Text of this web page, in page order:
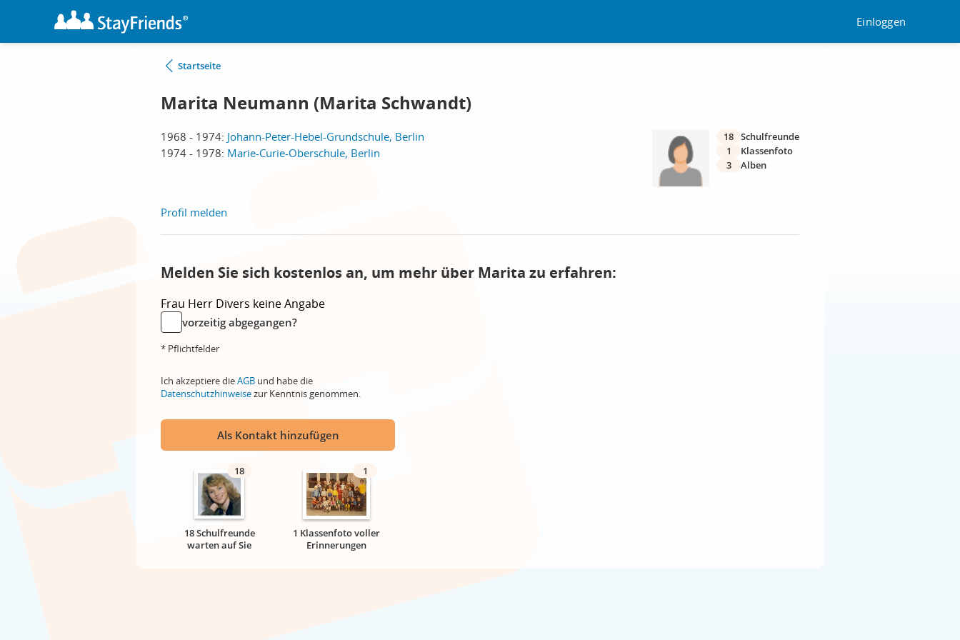
Einloggen
Startseite
Marita Neumann (Marita Schwandt)
1968 - 1974: Johann-Peter-Hebel-Grundschule, Berlin
1974 - 1978: Marie-Curie-Oberschule, Berlin
18 Schulfreunde
1
Klassenfoto
3
Alben
Profil melden
Melden Sie sich kostenlos an, um mehr über Marita zu erfahren:
Frau Herr Divers keine Angabe
vorzeitig abgegangen?
* Pflichtfelder
Ich akzeptiere dieAGB und habe die
Datenschutzhinweisezur Kenntnis genommen.
Als Kontakt hinzufügen
18
18 Schulfreunde
warten auf Sie
1
1 Klassenfoto voller
Erinnerungen